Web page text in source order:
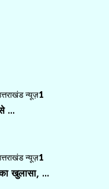
न्यूज़1
...
न्यूज़1
खुलासा, ...